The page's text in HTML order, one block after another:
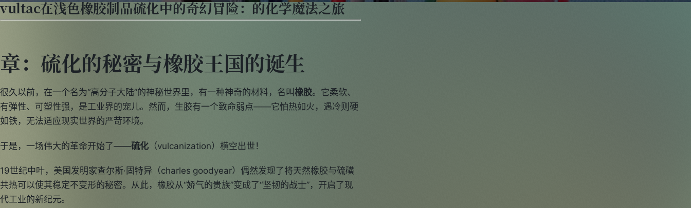
vultac在浅色橡胶制品硫化中的奇幻冒险：的化学魔法之旅
章：硫化的秘密与橡胶王国的诞生
很久以前，在一个名为“高分子大陆”的神秘世界里，有一种神奇的材料，名叫橡胶。它柔软、
有弹性、可塑性强，是工业界的宠儿。然而，生胶有一个致命弱点——它怕热如火，遇冷则硬
如铁，无法适应现实世界的严苛环境。
于是，一场伟大的革命开始了——硫化 （vulcanization）横空出世！
19世纪中叶，美国发明家查尔斯·固特异（charles goodyear）偶然发现了将天然橡胶与硫磺
共热可以使其稳定不变形的秘密。从此，橡胶从“娇气的贵族”变成了“坚韧的战士”，开启了现
代工业的新纪元。